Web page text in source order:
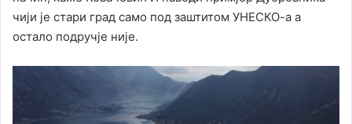
чији је стари град само под заштитом УНЕСКО-а а
остало подручје није.